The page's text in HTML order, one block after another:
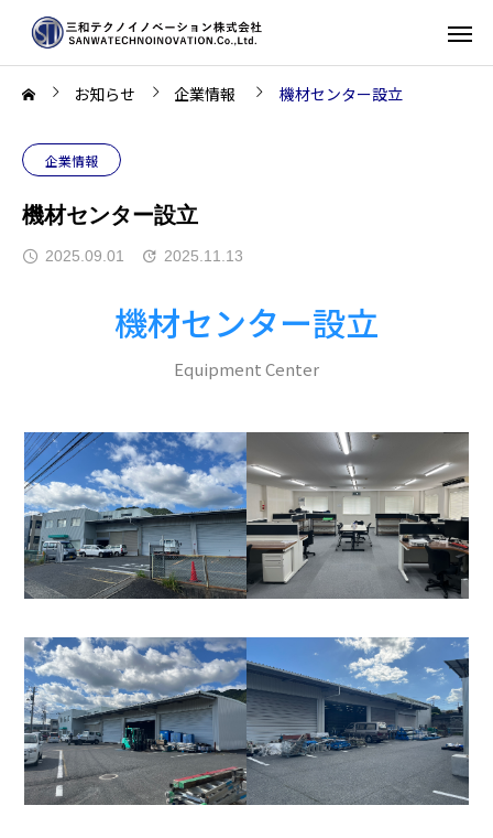
お知らせ 企業情報 機材センター設立
企業情報
機材センター設立
2025.09.01 2025.11.13
機材センター設立
Equipment Center